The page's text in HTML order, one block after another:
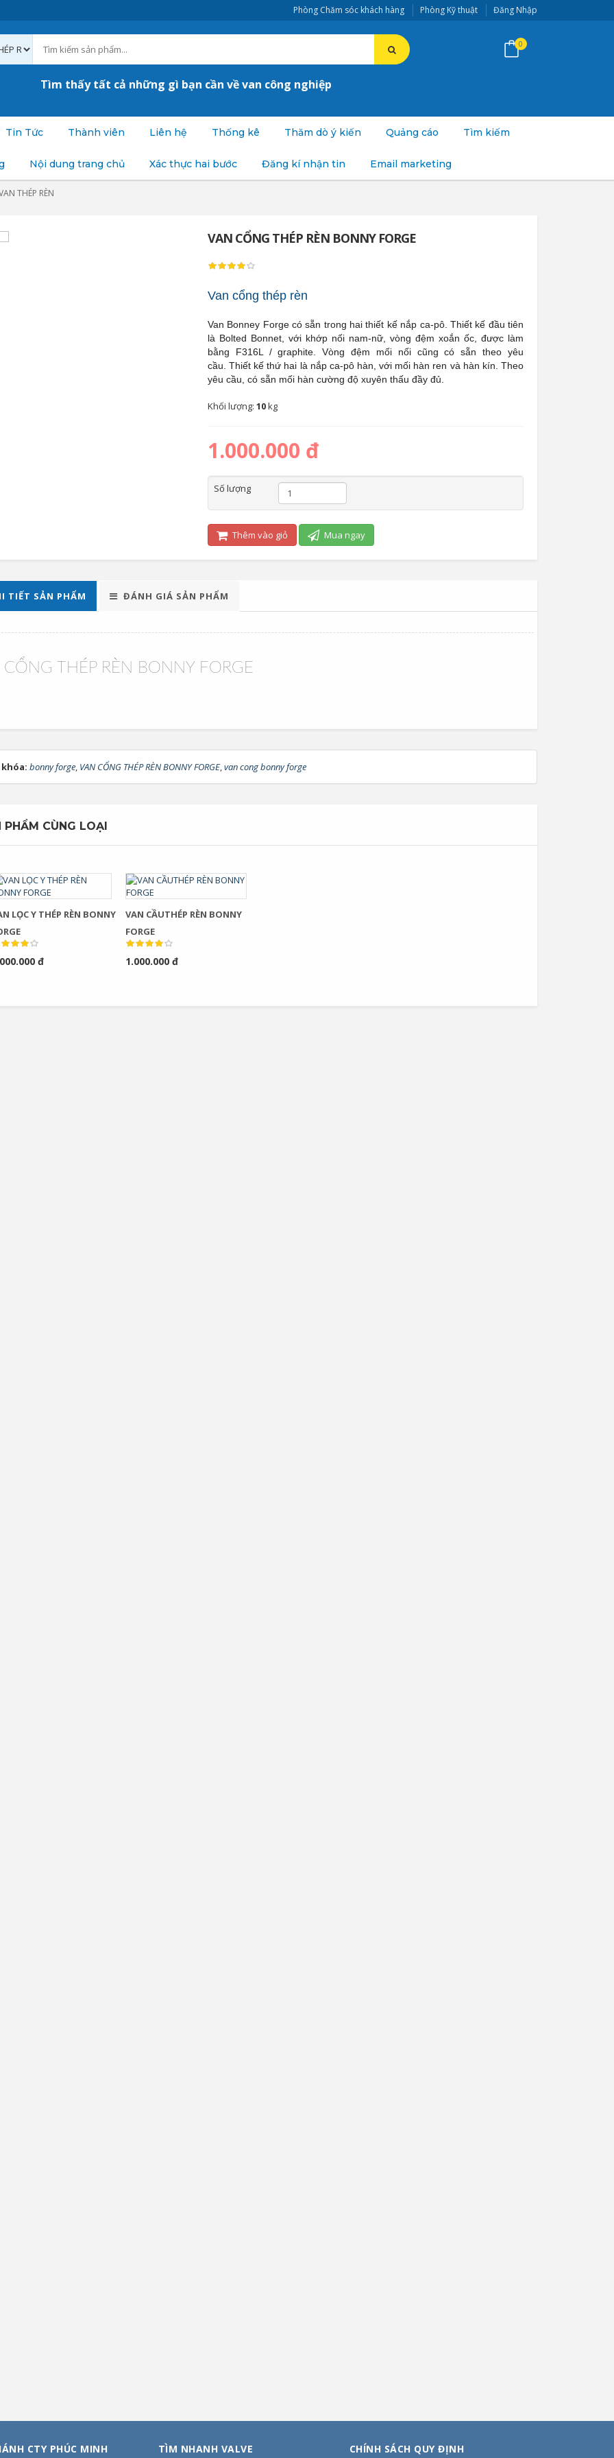
Phòng Chăm sóc khách hàng Phòng Kỹ thuật Đăng Nhập
Tìm thấy tất cả những gì bạn cần về van công nghiệp
0
Tin Tức Thành viên Liên hệ Thống kê Thăm dò ý kiến Quảng cáo Tìm kiếm
Nội dung trang chủ Xác thực hai bước Đăng kí nhận tin Email marketing
THÉP RÈN
VAN CỔNG THÉP RÈN BONNY FORGE
Van cổng thép rèn
Van Bonney Forge có sẵn trong hai thiết kế nắp ca-pô. Thiết kế đầu tiên
là Bolted Bonnet, với khớp nối nam-nữ, vòng đệm xoắn ốc, được làm
bằng F316L / graphite.Vòng đệm mối nối cũng có sẵn theo yêu
cầu.Thiết kế thứ hai là nắp ca-pô hàn, với mối hàn ren và hàn kín. Theo
yêu cầu, có sẵn mối hàn cường độ xuyên thấu đầy đủ.
Khối lượng: 10kg
1.000.000 đ
Số lượng
Thêm vào giỏ Mua ngay
TIẾT SẢN PHẨM ĐÁNH GIÁ SẢN PHẨM
THÉP RÈN BONNY FORGE
bonny forge, VAN CỔNG THÉP RÈN BONNY FORGE,van cong bonny forge
PHẨM CÙNG LOẠI
LỌC Y THÉP RÈN BONNY
đ
VAN CẦUTHÉP RÈN BONNY
FORGE
1.000.000 đ
CTY PHÚC MINH TÌM NHANH VALVE CHÍNH SÁCH QUY ĐỊNH